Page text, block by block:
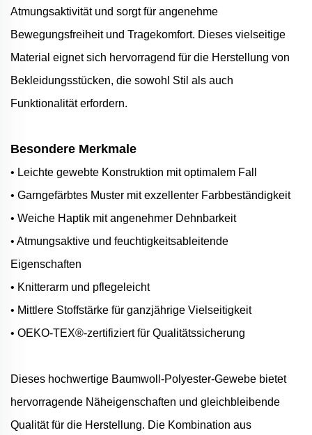
Atmungsaktivität und sorgt für angenehme
Bewegungsfreiheit und Tragekomfort. Dieses vielseitige
Material eignet sich hervorragend für die Herstellung von
Bekleidungsstücken, die sowohl Stil als auch
Funktionalität erfordern.
Besondere Merkmale
• Leichte gewebte Konstruktion mit optimalem Fall
• Garngefärbtes Muster mit exzellenter Farbbeständigkeit
• Weiche Haptik mit angenehmer Dehnbarkeit
• Atmungsaktive und feuchtigkeitsableitende
Eigenschaften
• Knitterarm und pflegeleicht
• Mittlere Stoffstärke für ganzjährige Vielseitigkeit
• OEKO-TEX®-zertifiziert für Qualitätssicherung
Dieses hochwertige Baumwoll-Polyester-Gewebe bietet
hervorragende Näheigenschaften und gleichbleibende
Qualität für die Herstellung. Die Kombination aus